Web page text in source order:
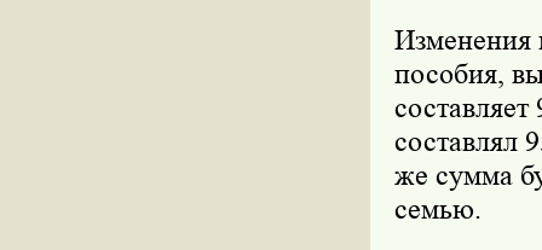
Изменения
пособия,
составлял
же сумма
семью.